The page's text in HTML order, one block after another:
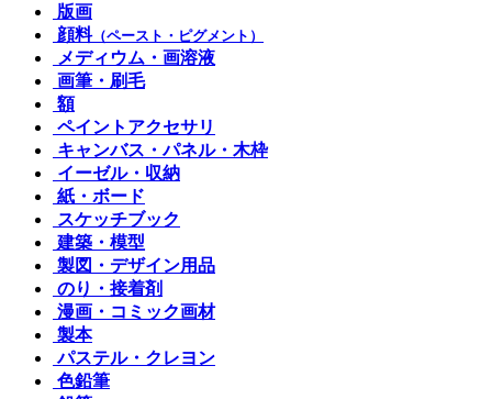
版画
顔料（ペースト・ピグメント）
メディウム・画溶液
画筆・刷毛
額
ペイントアクセサリ
キャンバス・パネル・木枠
イーゼル・収納
紙・ボード
スケッチブック
建築・模型
製図・デザイン用品
のり・接着剤
漫画・コミック画材
製本
パステル・クレヨン
色鉛筆